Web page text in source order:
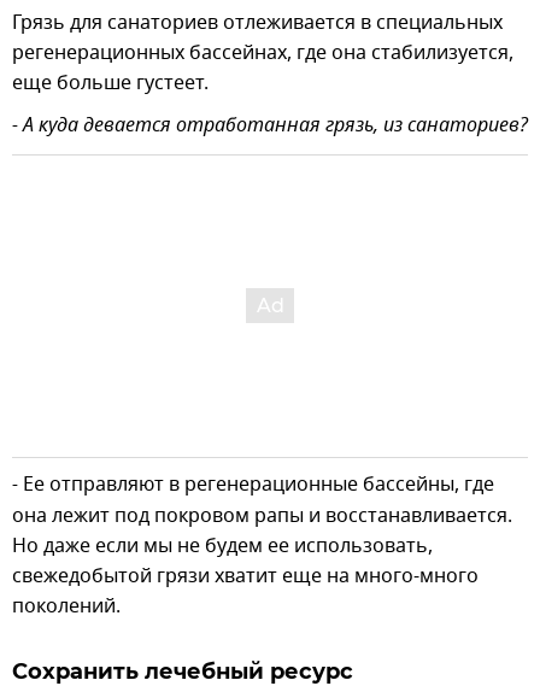
Грязь для санаториев отлеживается в специальных
регенерационных бассейнах, где она стабилизуется,
еще больше густеет.
- А куда девается отработанная грязь, из санаториев?
- Ее отправляют в регенерационные бассейны, где
она лежит под покровом рапы и восстанавливается.
Но даже если мы не будем ее использовать,
свежедобытой грязи хватит еще на много-много
поколений.
Сохранить лечебный ресурс